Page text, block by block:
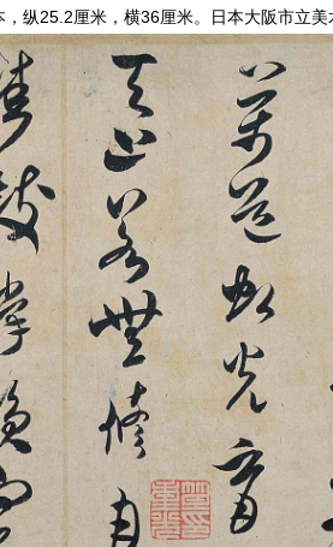
纵25.2厘米，横36厘米。日本大阪市立美